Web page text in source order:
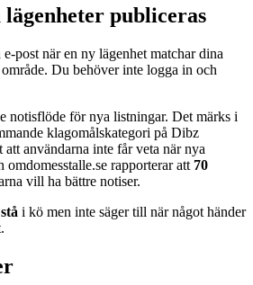
publiceras
post när en ny lägenhet matchar dina
Du behöver inte logga in och
notisflöde för nya listningar. Det märks i
klagomålskategori på Dibz
användarna inte får veta när nya
rapporterar att 70
vill ha bättre notiser.
stå i kö men inte säger till när något händer